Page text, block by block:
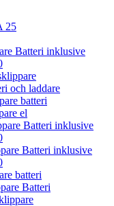
25
Batteri inklusive
och laddare
batteri
el
Batteri inklusive
Batteri inklusive
batteri
Batteri